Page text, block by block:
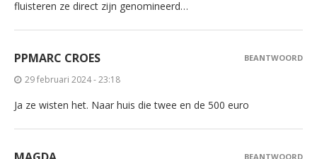
fluisteren ze direct zijn genomineerd…
PPMARC CROES
29 februari 2024 - 23:18
Ja ze wisten het. Naar huis die twee en de 500 euro
BEANTWOORD
BEANTWOORD